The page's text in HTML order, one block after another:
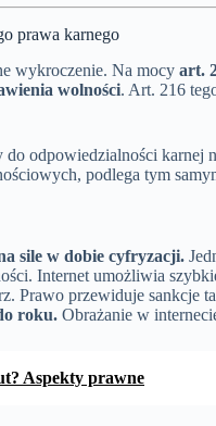
prawa karnego
wykroczenie. Na mocy art.
wolności. Art. 216
odpowiedzialności
podlega tym
sile w dobie cyfryzacji.
Internet umożliwia
Prawo przewiduje sankcje
roku. Obrażanie w
Aspekty prawne